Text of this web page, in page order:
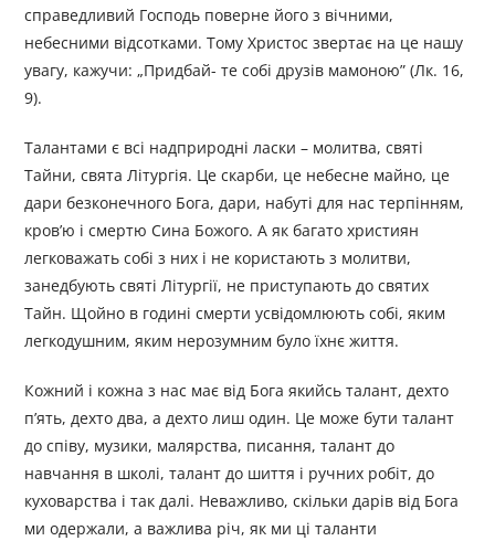
справедливий Господь поверне його з вічними,
небесними відсотками. Тому Христос звертає на це нашу
увагу, кажучи: „Придбай- те собі друзів мамоною” (Лк. 16,
9).
Талантами є всі надприродні ласки – молитва, святі
Тайни, свята Літургія. Це скарби, це небесне майно, це
дари безконечного Бога, дари, набуті для нас терпінням,
кров’ю і смертю Сина Божого. А як багато християн
легковажать собі з них і не користають з молитви,
занедбують святі Літургії, не приступають до святих
Тайн. Щойно в годині смерти усвідомлюють собі, яким
легкодушним, яким нерозумним було їхнє життя.
Кожний і кожна з нас має від Бога якийсь талант, дехто
п’ять, дехто два, а дехто лиш один. Це може бути талант
до співу, музики, малярства, писання, талант до
навчання в школі, талант до шиття і ручних робіт, до
куховарства і так далі. Неважливо, скільки дарів від Бога
ми одержали, а важлива річ, як ми ці таланти